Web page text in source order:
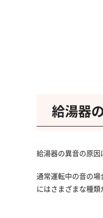
給湯器
給湯器の異音の原因
通常運転中の音の
にはさまざまな種